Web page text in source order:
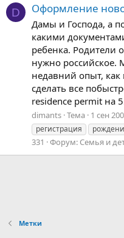
D Оформление
Дамы и Господа, а
какими
ребенка. Родители
нужно российское.
недавний опыт,
сделать все
residence permit на
dimants Тема 1 сен
регистрация
331
Форум: Семья и
Метки